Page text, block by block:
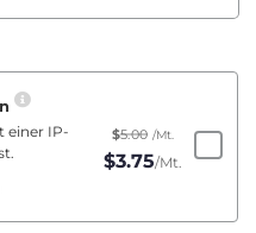
einer IP-
$5.00 /Mt.
$3.75/Mt.